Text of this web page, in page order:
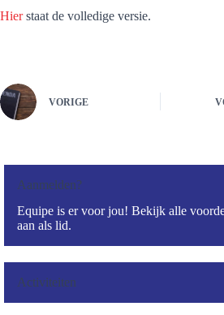
Hierstaat de volledige versie.
VORIGE
Aanmelden?
Equipe is er voor jou! Bekijk alle
aan als lid.
Activiteiten